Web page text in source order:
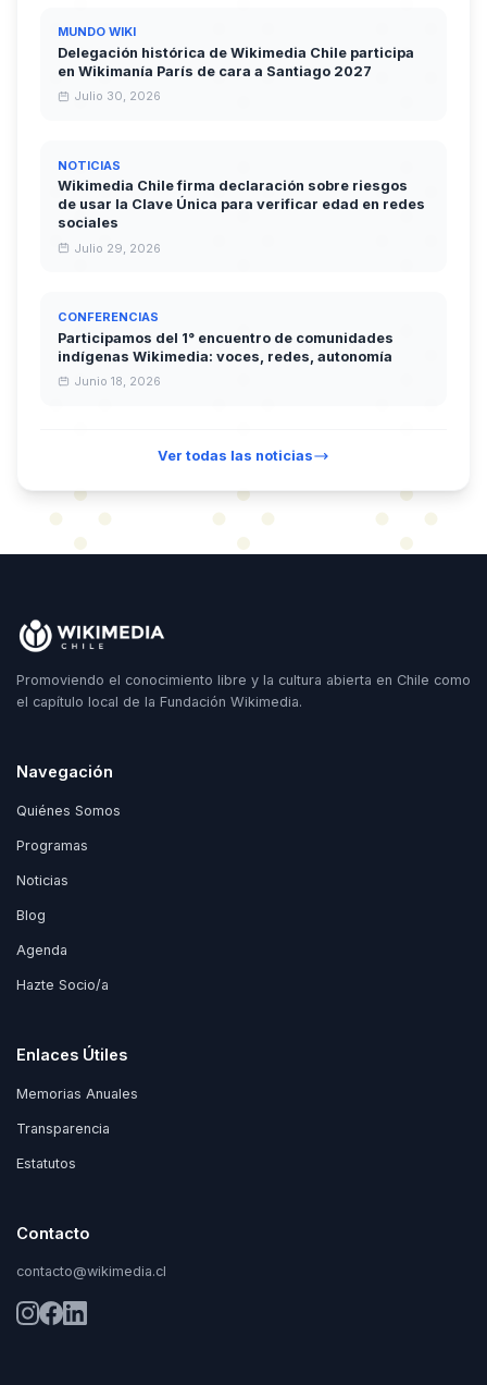
MUNDO WIKI
Delegación histórica de Wikimedia Chile participa
en Wikimanía París de cara a Santiago 2027
Julio 30, 2026
NOTICIAS
Wikimedia Chile firma declaración sobre riesgos
de usar la Clave Única para verificar edad en redes
sociales
Julio 29, 2026
CONFERENCIAS
Participamos del 1° encuentro de comunidades
indígenas Wikimedia: voces, redes, autonomía
Junio 18, 2026
Ver todas las noticias
Promoviendo el conocimiento libre y la cultura abierta en Chile como
el capítulo local de la Fundación Wikimedia.
Navegación
Quiénes Somos
Programas
Noticias
Blog
Agenda
Hazte Socio/a
Enlaces Útiles
Memorias Anuales
Transparencia
Estatutos
Contacto
contacto@wikimedia.cl